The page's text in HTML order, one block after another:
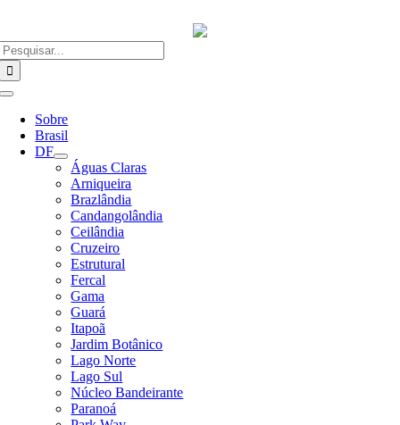
o
conteúdo
Alternar
Navegação
Sobre
Brasil
DF
Águas Claras
Arniqueira
Brazlândia
Candangolândia
Ceilândia
Cruzeiro
Estrutural
Fercal
Gama
Guará
Itapoã
Jardim Botânico
Lago Norte
Lago Sul
Núcleo Bandeirante
Paranoá